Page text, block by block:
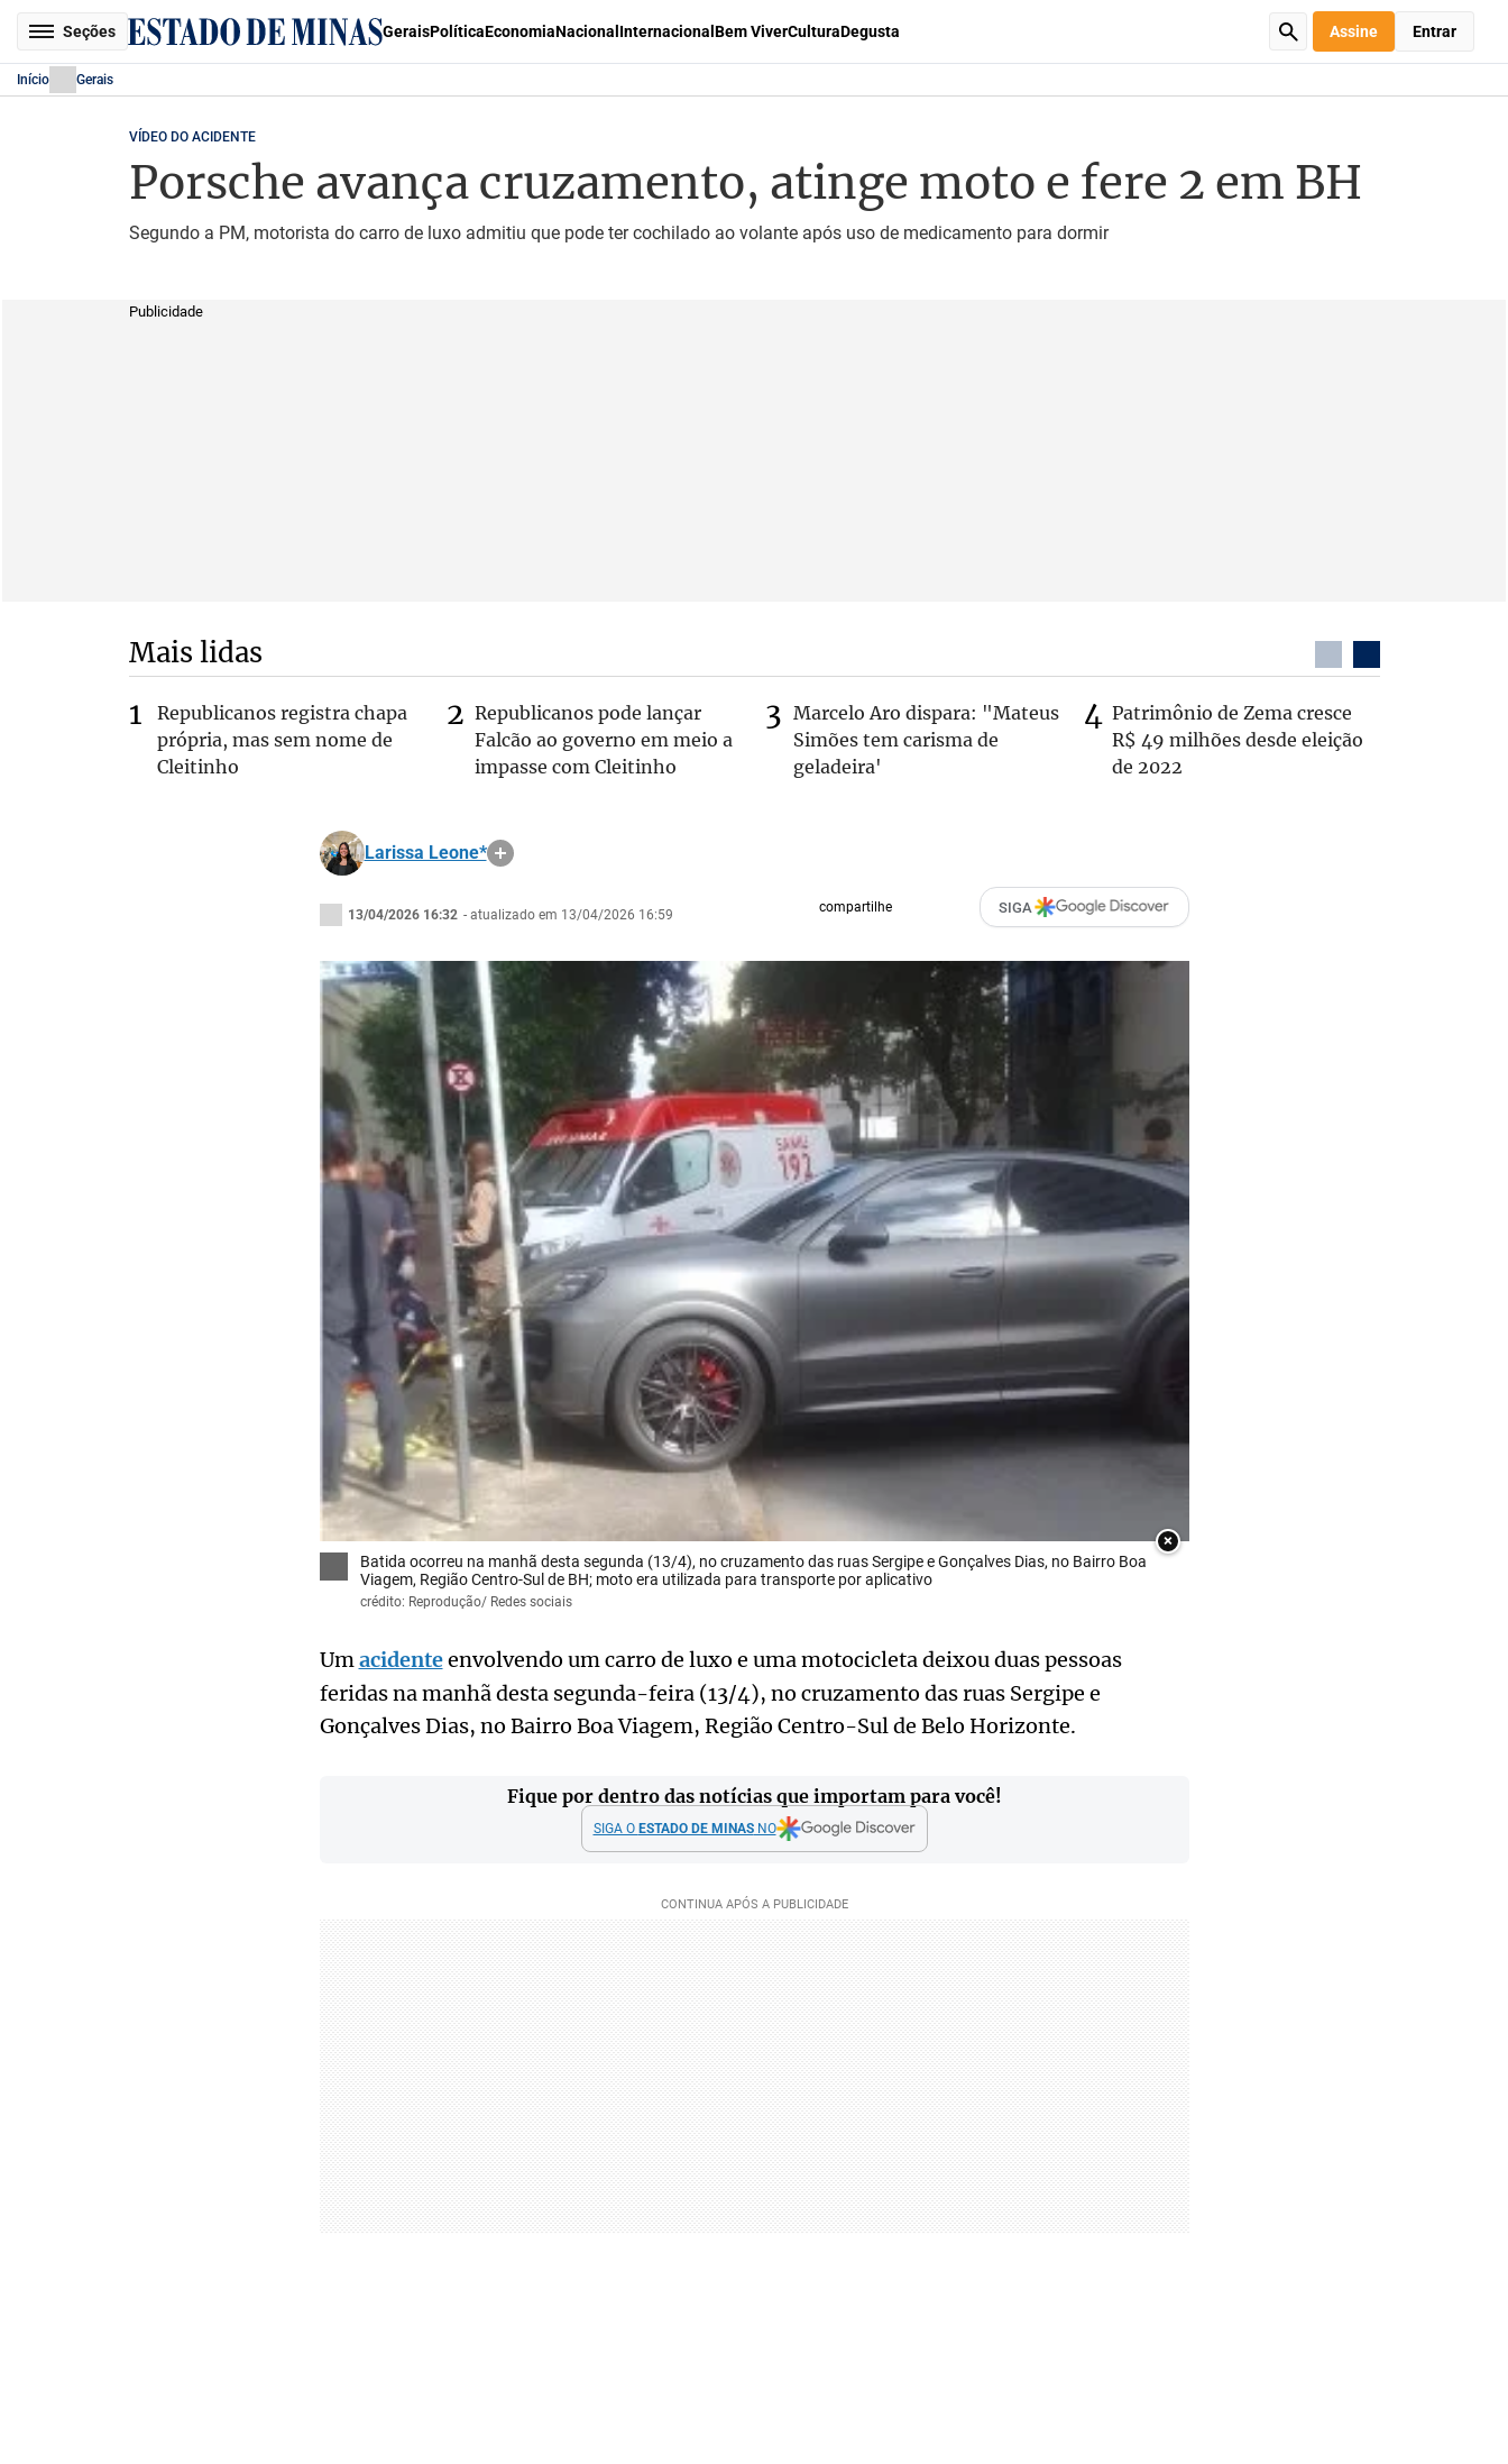
Seções GeraisPolíticaEconomiaNacional Internacional Bem ViverCulturaDegusta Assine Entrar
Início Gerais
VÍDEO DO ACIDENTE
Porsche avança cruzamento, atinge moto e fere 2 em BH
Segundo a PM, motorista do carro de luxo admitiu que pode ter cochilado ao volante após uso de medicamento para dormir
Publicidade
Mais lidas
Republicanos registra chapa
própria, mas sem nome de
Cleitinho
Republicanos pode lançar
Falcão ao governo em meio a
impasse com Cleitinho
Marcelo Aro dispara: "Mateus
Simões tem carisma de
geladeira'
Patrimônio de Zema cresce
R$ 49 milhões desde eleição
de 2022
Larissa Leone*
13/04/2026 16:32 - atualizado em 13/04/2026 16:59 compartilhe SIGA
×
Batida ocorreu na manhã desta segunda (13/4), no cruzamento das ruas Sergipe e Gonçalves Dias, no Bairro Boa
Viagem, Região Centro-Sul de BH; moto era utilizada para transporte por aplicativo
crédito: Reprodução/ Redes sociais
Umacidenteenvolvendo um carro de luxo e uma motocicleta deixou duas pessoas
feridas na manhã desta segunda-feira (13/4), no cruzamento das ruas Sergipe e
Gonçalves Dias, no Bairro Boa Viagem, Região Centro-Sul de Belo Horizonte.
Fique por dentro das notícias que importam para você!
SIGA O ESTADO DE MINASNO